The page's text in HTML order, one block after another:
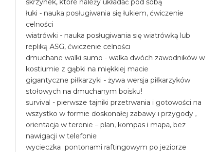
skrzynek, które należy układać pod sobą
łuki - nauka posługiwania się łukiem, ćwiczenie
celności
wiatrówki - nauka posługiwania się wiatrówką lub
repliką ASG, ćwiczenie celności
dmuchane walki sumo - walka dwóch zawodników w
kostiumie z gąbki na miękkiej macie
gigantyczne piłkarzyki - żywa wersja piłkarzyków
stołowych na dmuchanym boisku!
survival - pierwsze tajniki przetrwania i gotowości na
wszystko w formie doskonałej zabawy i przygody ,
orientacja w terenie – plan, kompas i mapa, bez
nawigacji w telefonie
wycieczka pontonami raftingowym po jeziorze